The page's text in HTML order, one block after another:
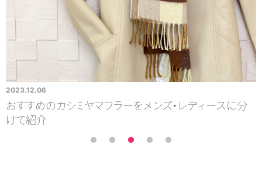
2023.12.06
おすすめのカシミヤマフラーをメンズ・レディースに分
けて紹介